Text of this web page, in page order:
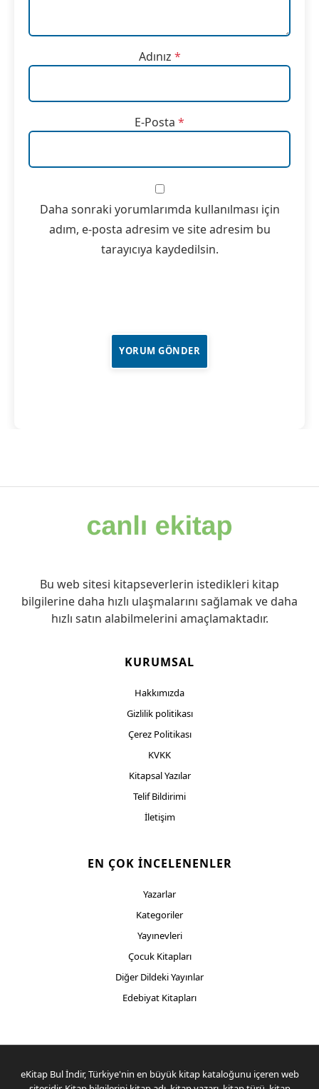
Adınız *
E-Posta *
Daha sonraki yorumlarımda kullanılması için
adım, e-posta adresim ve site adresim bu
tarayıcıya kaydedilsin.
Bu web sitesi kitapseverlerin istedikleri kitap
bilgilerine daha hızlı ulaşmalarını sağlamak ve daha
hızlı satın alabilmelerini amaçlamaktadır.
KURUMSAL
Hakkımızda
Gizlilik politikası
Çerez Politikası
KVKK
Kitapsal Yazılar
Telif Bildirimi
İletişim
EN ÇOK İNCELENENLER
Yazarlar
Kategoriler
Yayınevleri
Çocuk Kitapları
Diğer Dildeki Yayınlar
Edebiyat Kitapları
eKitap Bul İndir, Türkiye'nin en büyük kitap kataloğunu içeren web